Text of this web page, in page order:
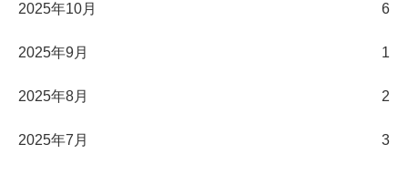
2025年10月 6
2025年9月 1
2025年8月 2
2025年7月 3